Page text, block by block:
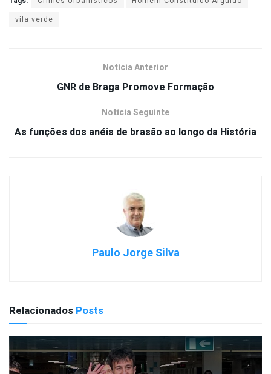
vila verde
Notícia Anterior
GNR de Braga Promove Formação
Notícia Seguinte
As funções dos anéis de brasão ao longo da História
Paulo Jorge Silva
Relacionados Posts